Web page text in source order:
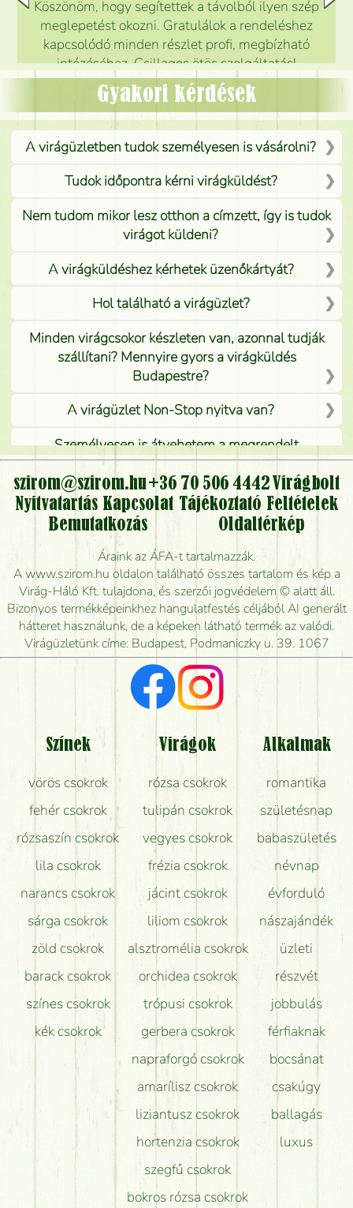
Köszönöm, hogy segítettek a távolból ilyen szép
meglepetést okozni. Gratulálok a rendeléshez
kapcsolódó minden részlet profi, megbízható
intézéséhez. Csillagos ötös szolgáltatás!
Mónika
Gyakori kérdések
A virágüzletben tudok személyesen is vásárolni?
Tudok időpontra kérni virágküldést?
Nem tudom mikor lesz otthon a címzett, így is tudok
virágot küldeni?
A virágküldéshez kérhetek üzenőkártyát?
Hol található a virágüzlet?
Minden virágcsokor készleten van, azonnal tudják
szállítani? Mennyire gyors a virágküldés
Budapestre?
A virágüzlet Non-Stop nyitva van?
Személyesen is átvehetem a megrendelt
virágcsokrot, vagy csak virágküldéssel, kiszállítással
kérhető?
Vidékre is lehet rendelni?
Meddig rendelhetek virágküldést úgy, hogy még ma
kiszállítsák?
Mennyire gyorsan tudják elkészíteni a csokrot, és
mikor tudják leghamarabb kiszállítani?
Vörös rózsát keresek, van önöknél?
Milyen visszajelzést kapok a virágküldésről?
Tényleg azt kapom, ami a képen van?
Mit kell tudni a virágcsokrok szállításáról?
Hogy marad a lehető legtovább friss a csokor?
Tudok adventi koszorút vásárolni boltban?
szirom@szirom.hu +36 70 506 4442Virágbolt
Nyitvatartás Kapcsolat Tájékoztató Feltételek
Bemutatkozás
Oldaltérkép
Áraink az ÁFA-t tartalmazzák.
A www.szirom.hu oldalon található összes tartalom és kép a
Virág-Háló Kft. tulajdona, és szerzői jogvédelem © alatt áll.
Bizonyos termékképeinkhez hangulatfestés céljából AI generált
hátteret használunk, de a képeken látható termék az valódi.
Virágüzletünk címe: Budapest, Podmaniczky u. 39. 1067
Színek
vörös csokrok
fehér csokrok
rózsaszín csokrok
lila csokrok
narancs csokrok
sárga csokrok
zöld csokrok
barack csokrok
színes csokrok
kék csokrok
Virágok
rózsa csokrok
tulipán csokrok
vegyes csokrok
frézia csokrok
jácint csokrok
liliom csokrok
alsztromélia csokrok
orchidea csokrok
trópusi csokrok
gerbera csokrok
napraforgó csokrok
amarílisz csokrok
liziantusz csokrok
hortenzia csokrok
szegfű csokrok
bokros rózsa csokrok
Alkalmak
romantika
születésnap
babaszületés
névnap
évforduló
nászajándék
üzleti
részvét
jobbulás
férfiaknak
bocsánat
csakúgy
ballagás
luxus